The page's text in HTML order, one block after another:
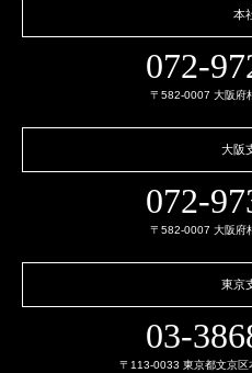
本
072-
〒582-0007 大阪府
大阪
072-
〒582-0007 大阪府
東京
03-
〒113-0033 東京都文京